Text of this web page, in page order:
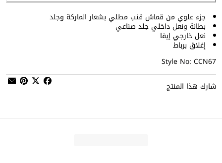
جزء علوي من قماش قنب مطلي بشعار الماركة وجلد
بطانة ونعل داخلي جلد صناعي
نعل خارجي إيفا
إغلاق برباط
Style No: CCN67
شارك هذا المنتج